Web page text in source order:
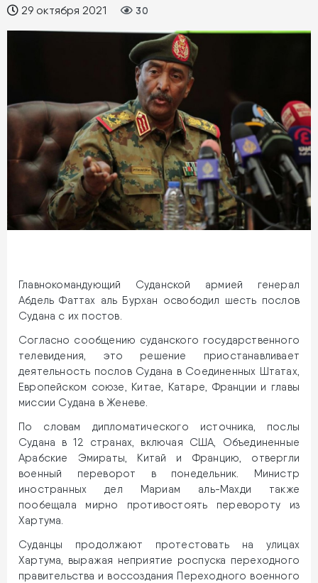
29 октября 2021 30
Главнокомандующий Суданской армией генерал
Абдель Фаттах аль Бурхан освободил шесть послов
Судана с их постов.
Согласно сообщению суданского государственного
телевидения, это решение приостанавливает
деятельность послов Судана в Соединенных Штатах,
Европейском союзе, Китае, Катаре, Франции и главы
миссии Судана в Женеве.
По словам дипломатического источника, послы
Судана в 12 странах, включая США, Объединенные
Арабские Эмираты, Китай и Францию, отвергли
военный переворот в понедельник. Министр
иностранных дел Мариам аль-Махди также
пообещала мирно противостоять перевороту из
Хартума.
Суданцы продолжают протестовать на улицах
Хартума, выражая неприятие роспуска переходного
правительства и воссоздания Переходного военного